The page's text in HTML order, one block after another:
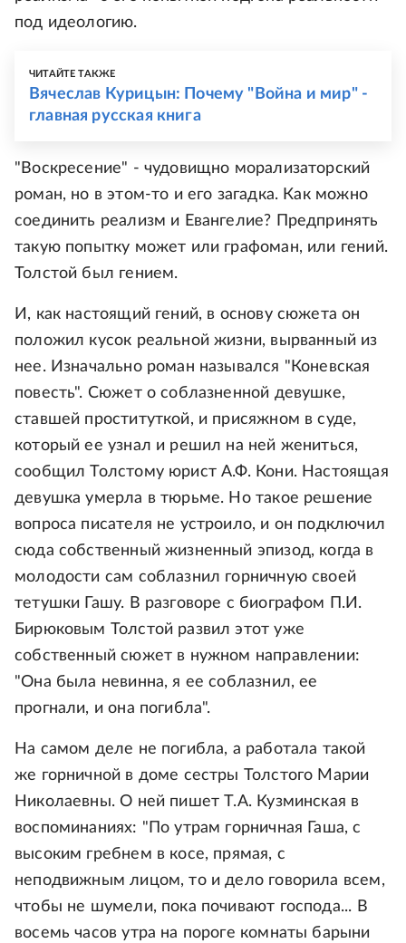
под идеологию.
ЧИТАЙТЕ ТАКЖЕ
Вячеслав Курицын: Почему "Война и мир" -
главная русская книга
"Воскресение" - чудовищно морализаторский
роман, но в этом-то и его загадка. Как можно
соединить реализм и Евангелие? Предпринять
такую попытку может или графоман, или гений.
Толстой был гением.
И, как настоящий гений, в основу сюжета он
положил кусок реальной жизни, вырванный из
нее. Изначально роман назывался "Коневская
повесть". Сюжет о соблазненной девушке,
ставшей проституткой, и присяжном в суде,
который ее узнал и решил на ней жениться,
сообщил Толстому юрист А.Ф. Кони. Настоящая
девушка умерла в тюрьме. Но такое решение
вопроса писателя не устроило, и он подключил
сюда собственный жизненный эпизод, когда в
молодости сам соблазнил горничную своей
тетушки Гашу. В разговоре с биографом П.И.
Бирюковым Толстой развил этот уже
собственный сюжет в нужном направлении:
"Она была невинна, я ее соблазнил, ее
прогнали, и она погибла".
На самом деле не погибла, а работала такой
же горничной в доме сестры Толстого Марии
Николаевны. О ней пишет Т.А. Кузминская в
воспоминаниях: "По утрам горничная Гаша, с
высоким гребнем в косе, прямая, с
неподвижным лицом, то и дело говорила всем,
чтобы не шумели, пока почивают господа... В
восемь часов утра на пороге комнаты барыни